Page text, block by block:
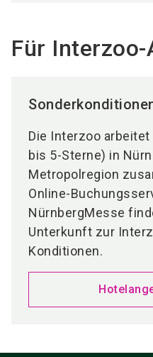
Für
Die Interzoo
bis 5-Sterne) in
Metropolregion
Online-
NürnbergMesse
Unterkunft zur
Konditionen.